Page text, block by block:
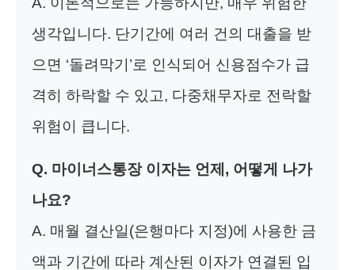
생각입니다. 단기간에 여러 건의 대출을 받
으면 ‘돌려막기’로 인식되어 신용점수가 급
격히 하락할 수 있고, 다중채무자로 전락할
위험이 큽니다.
Q. 마이너스통장 이자는 언제, 어떻게 나가
나요?
A. 매월 결산일(은행마다 지정)에 사용한 금
액과 기간에 따라 계산된 이자가 연결된 입